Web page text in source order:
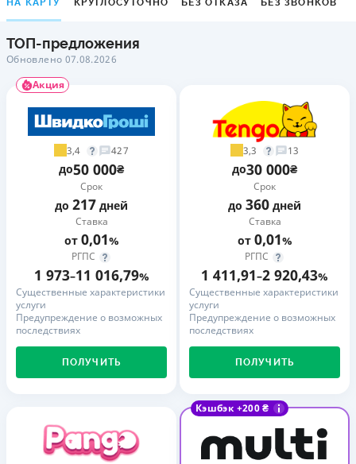
ТОП-предложения
Обновлено 07.08.2026
Акция
3,4 427
до50 000₴
Срок
до 217 дней
Ставка
от 0,01%
РГПС
1 973–11 016,79%
Существенные характеристики
услуги
Предупреждение о возможных
последствиях
ПОЛУЧИТЬ
3,3 13
до30 000₴
Срок
до 360 дней
Ставка
от 0,01%
РГПС
1 411,91–2 920,43%
Существенные характеристики
услуги
Предупреждение о возможных
последствиях
ПОЛУЧИТЬ
Кэшбэк +200 ₴